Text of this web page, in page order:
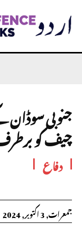
جنوبی
چیف کو
دفاع
جمعرات, 3 اکتوبر, 2024